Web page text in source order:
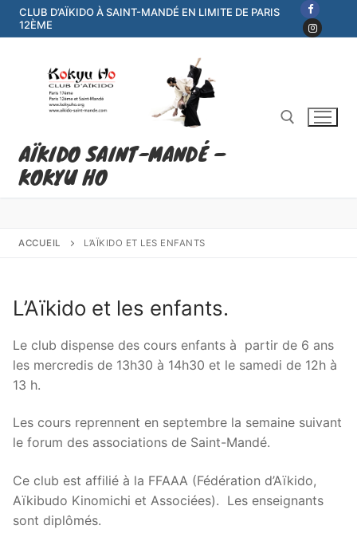
AllerCLUB D’AÏKIDO À SAINT-MANDÉ EN LIMITE DE PARIS
12ÈME
AÏKIDO SAINT-MANDÉ –
KOKYU HO
ACCUEIL L’AÏKIDO ET LES ENFANTS
L’Aïkido et les enfants.
Le club dispense des cours enfants à partir de 6 ans
les mercredis de 13h30 à 14h30 et le samedi de 12h à
13 h.
Les cours reprennent en septembre la semaine suivant
le forum des associations de Saint-Mandé.
Ce club est affilié à la FFAAA (Fédération d’Aïkido,
Aïkibudo Kinomichi et Associées). Les enseignants
sont diplômés.